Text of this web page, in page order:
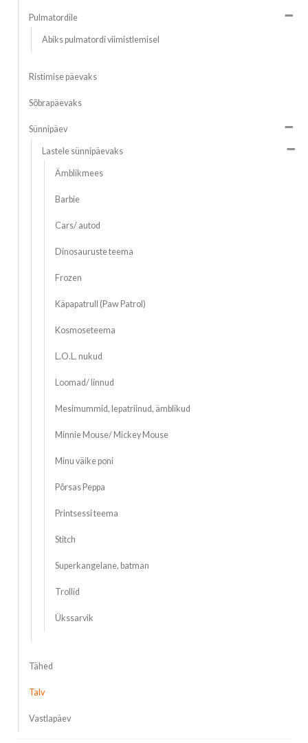
Pulmatordile
Abiks pulmatordi viimistlemisel
Ristimise päevaks
Sõbrapäevaks
Sünnipäev
Lastele sünnipäevaks
Ämblikmees
Barbie
Cars/ autod
Dinosauruste teema
Frozen
Käpapatrull (Paw Patrol)
Kosmoseteema
L.O.L. nukud
Loomad/ linnud
Mesimummid, lepatriinud, ämblikud
Minnie Mouse/ Mickey Mouse
Minu väike poni
Põrsas Peppa
Printsessi teema
Stitch
Superkangelane, batman
Trollid
Ükssarvik
Tähed
Talv
Vastlapäev